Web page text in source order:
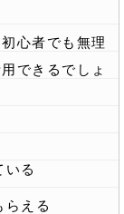
心者でも無理
できるでしょ
いる
らえる